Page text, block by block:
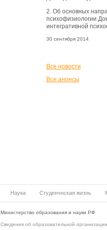
2. Об основных
психофизиологии
интегративной
30 сентября 2014
Все новости
Все анонсы
Наука Студенчнская жизнь
Министерство образования и науки РФ
Сведения об образовательной организации